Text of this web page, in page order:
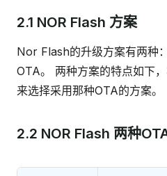
2.1 NOR Flash 方案
Nor Flash的升级方案有两种
OTA。 两种方案的特点如下
来选择采用那种OTA的方案。
2.2 NOR Flash 两种